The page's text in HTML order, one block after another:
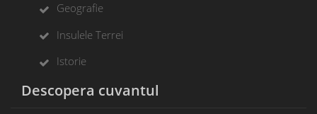
Geografie
Insulele Terrei
Istorie
Descopera cuvantul